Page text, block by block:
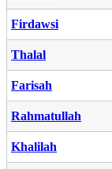
Firdawsi
Thalal
Farisah
Rahmatullah
Khalilah